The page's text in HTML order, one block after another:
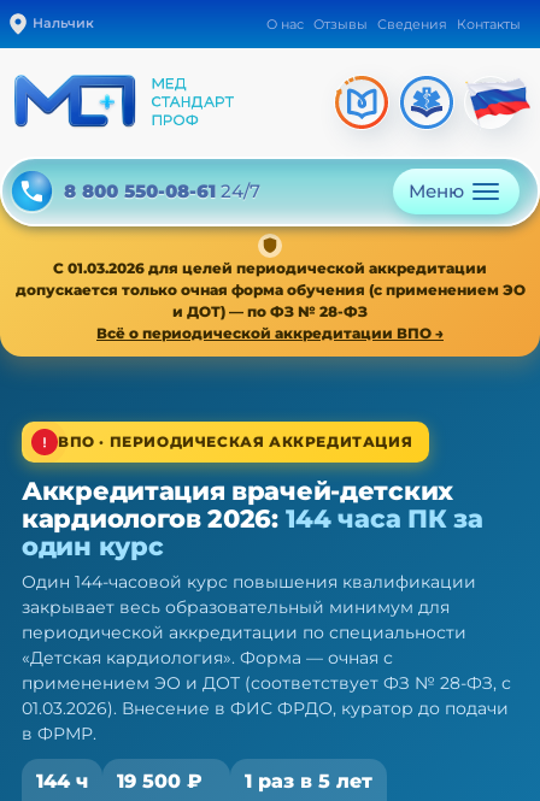
Нальчик О нас Отзывы Сведения Контакты
8 800 550-08-61 24/7 Меню
С 01.03.2026 для целей периодической аккредитации
допускается только очная форма обучения (с применением ЭО
и ДОТ) — по ФЗ № 28-ФЗ
Всё о периодической аккредитации ВПО →
ВПО · периодическая аккредитация · 1 раз в 5 лет
Аккредитация врачей-детских
кардиологов: 144 ч ПК за один
курс
Один курс закрывает весь минимум портфолио
— по 709н и ФЗ № 28-ФЗ
ВПО · ПЕРИОДИЧЕСКАЯ АККРЕДИТАЦИЯ
Аккредитация врачей-детских
кардиологов 2026: 144 часа ПК за
один курс
Один 144-часовой курс повышения квалификации
закрывает весь образовательный минимум для
периодической аккредитации по специальности
«Детская кардиология». Форма — очная с
применением ЭО и ДОТ (соответствует ФЗ № 28-ФЗ, с
01.03.2026). Внесение в ФИС ФРДО, куратор до подачи
в ФРМР.
144 ч 19 500 ₽ 1 раз в 5 лет